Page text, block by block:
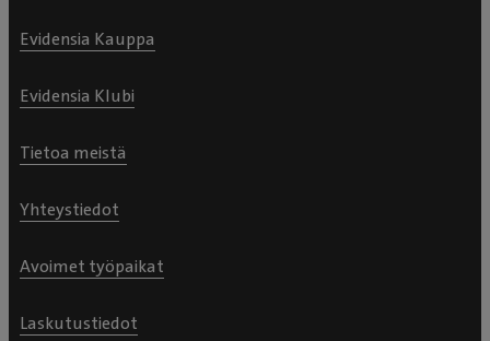
Evidensia Kauppa
Evidensia Klubi
Tietoa meistä
Yhteystiedot
Avoimet työpaikat
Laskutustiedot